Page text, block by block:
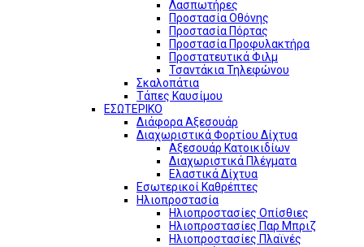
Λασπωτήρες
Προστασία Οθόνης
Προστασία Πόρτας
Προστασία Προφυλακτήρα
Προστατευτικά Φιλμ
Τσαντάκια Τηλεφώνου
Σκαλοπάτια
Τάπες Καυσίμου
ΕΣΩΤΕΡΙΚΟ
Διάφορα Αξεσουάρ
Διαχωριστικά Φορτίου Δίχτυα
Αξεσουάρ Κατοικιδίων
Διαχωριστικά Πλέγματα
Ελαστικά Δίχτυα
Εσωτερικοί Καθρέπτες
Ηλιοπροστασία
Ηλιοπροστασίες Οπίσθιες
Ηλιοπροστασίες Παρ Μπριζ
Ηλιοπροστασίες Πλαϊνές